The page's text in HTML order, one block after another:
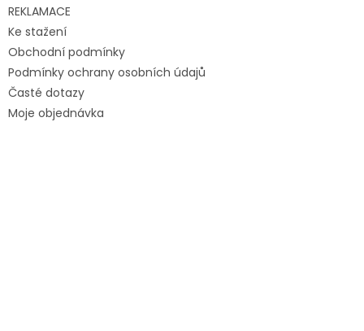
REKLAMACE
Ke stažení
Obchodní podmínky
Podmínky ochrany osobních údajů
Časté dotazy
Moje objednávka